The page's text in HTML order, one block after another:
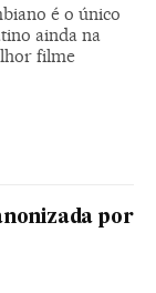
é o único
ainda na
filme
por